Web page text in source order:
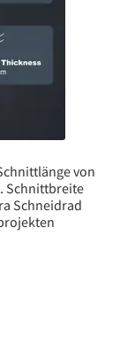
von
Schnittbreite
Schneidrad